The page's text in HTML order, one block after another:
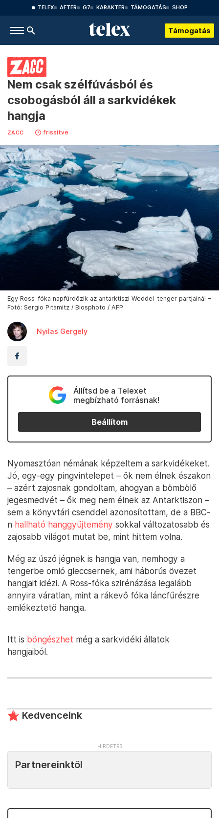
TELEX AFTER G7 KARAKTER TÁMOGATÁS SHOP
Támogatás
Nem csak szélfúvásból és
csobogásból áll a sarkvidékek
hangja
ZACC frissítve
Egy Ross-fóka napfürdőzik az antarktiszi Weddel-tenger partjainál –
Fotó: Sergio Pitamitz / Biosphoto / AFP
Nyilas Gergely
Állítsd be a Telexet
megbízható forrásnak!
Beállítom
Nyomasztóan némának képzeltem a sarkvidékeket.
Jó, egy-egy pingvintelepet – ők nem élnek északon
– azért zajosnak gondoltam, ahogyan a bömbölő
jegesmedvét – ők meg nem élnek az Antarktiszon –
sem a könyvtári csenddel azonosítottam, de a BBC-
n hallható hanggyűjtemény sokkal változatosabb és
zajosabb világot mutat be, mint hittem volna.
Még az úszó jégnek is hangja van, nemhogy a
tengerbe omló gleccsernek, ami háborús övezet
hangjait idézi. A Ross-fóka szirénázása legalább
annyira váratlan, mint a rákevő fóka láncfűrészre
emlékeztető hangja.
Itt is böngészhet még a sarkvidéki állatok
hangjaiból.
Kedvenceink
Partnereinktől